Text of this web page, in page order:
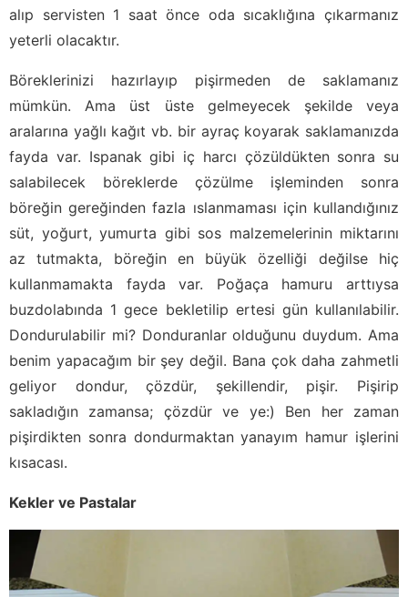
alıp servisten 1 saat önce oda sıcaklığına çıkarmanız
yeterli olacaktır.
Böreklerinizi hazırlayıp pişirmeden de saklamanız
mümkün. Ama üst üste gelmeyecek şekilde veya
aralarına yağlı kağıt vb. bir ayraç koyarak saklamanızda
fayda var. Ispanak gibi iç harcı çözüldükten sonra su
salabilecek böreklerde çözülme işleminden sonra
böreğin gereğinden fazla ıslanmaması için kullandığınız
süt, yoğurt, yumurta gibi sos malzemelerinin miktarını
az tutmakta, böreğin en büyük özelliği değilse hiç
kullanmamakta fayda var. Poğaça hamuru arttıysa
buzdolabında 1 gece bekletilip ertesi gün kullanılabilir.
Dondurulabilir mi? Donduranlar olduğunu duydum. Ama
benim yapacağım bir şey değil. Bana çok daha zahmetli
geliyor dondur, çözdür, şekillendir, pişir. Pişirip
sakladığın zamansa; çözdür ve ye:) Ben her zaman
pişirdikten sonra dondurmaktan yanayım hamur işlerini
kısacası.
Kekler ve Pastalar